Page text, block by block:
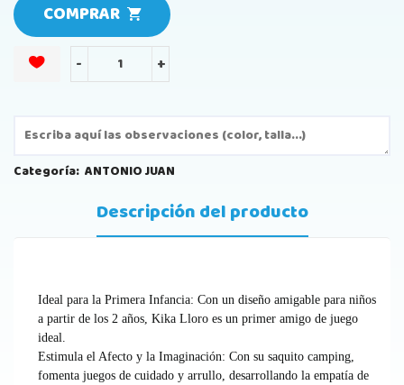
COMPRAR
- +
Categoría: ANTONIO JUAN
Descripción del producto
Ideal para la Primera Infancia: Con un diseño amigable para niños
a partir de los 2 años, Kika Lloro es un primer amigo de juego
ideal.
Estimula el Afecto y la Imaginación: Con su saquito camping,
fomenta juegos de cuidado y arrullo, desarrollando la empatía de